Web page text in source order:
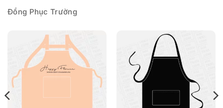
Đồng Phục Trường